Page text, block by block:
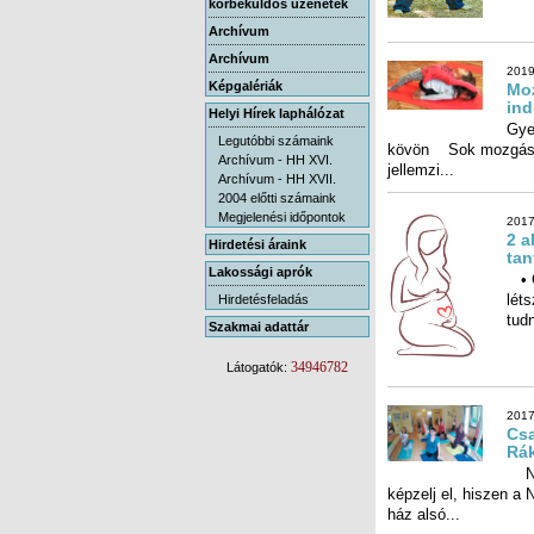
körbeküldős üzenetek
Archívum
Archívum
Képgalériák
Helyi Hírek laphálózat
Legutóbbi számaink
Archívum - HH XVI.
Archívum - HH XVII.
2004 előtti számaink
Megjelenési időpontok
Hirdetési áraink
Lakossági aprók
Hirdetésfeladás
Szakmai adattár
Látogatók: 34946782
jellemzi...
2
•
ház alsó...